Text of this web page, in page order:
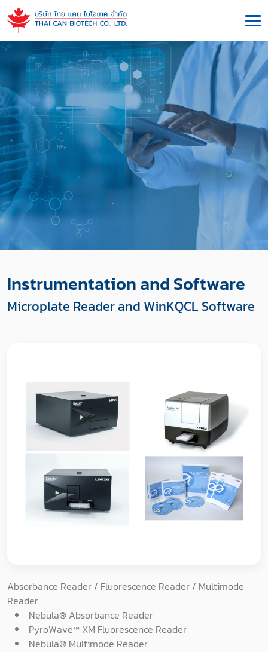
Instrumentation and Software
Microplate Reader and WinKQCL Software
Absorbance Reader / Fluorescence Reader / Multimode
Reader
Nebula® Absorbance Reader
PyroWave™ XM Fluorescence Reader
Nebula® Multimode Reader